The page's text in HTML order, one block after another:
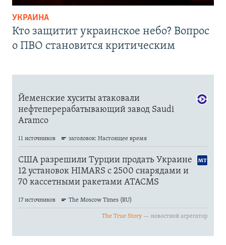
УКРАИНА
Кто защитит украинское небо? Вопрос
о ПВО становится критическим